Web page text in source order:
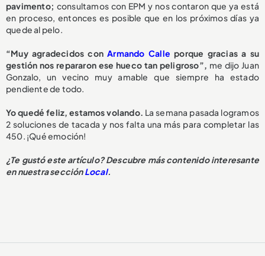
pavimento; consultamos con EPM y nos contaron que ya está
en proceso, entonces es posible que en los próximos días ya
quede al pelo.
“Muy agradecidos conArmando Calle porque gracias a su
gestión nos repararon ese hueco tan peligroso”, me dijo Juan
Gonzalo, un vecino muy amable que siempre ha estado
pendiente de todo.
Yo quedé feliz, estamos volando. La semana pasada logramos
2 soluciones de tacada y nos falta una más para completar las
450. ¡Qué emoción!
¿Te gustó este artículo? Descubre más contenido interesante
en nuestra secciónLocal.